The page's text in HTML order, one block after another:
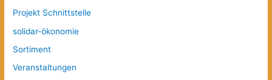
Projekt Schnittstelle
solidar-ökonomie
Sortiment
Veranstaltungen